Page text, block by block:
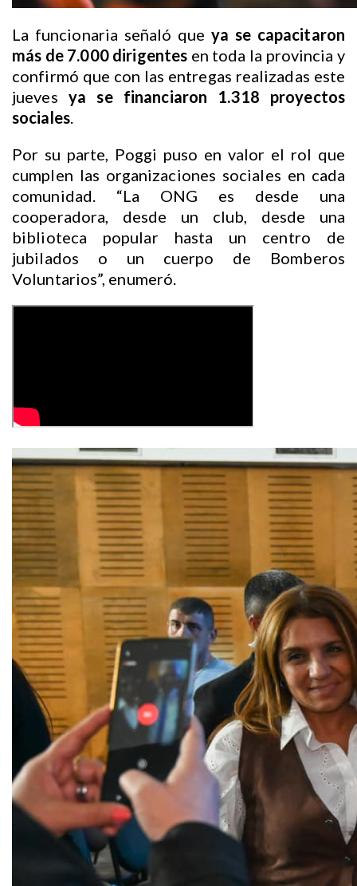
La funcionaria señaló queya se capacitaron
más de 7.000 dirigentes en toda la provincia y
confirmó que con las entregas realizadas este
jueves ya se financiaron 1.318 proyectos
sociales.
Por su parte, Poggi puso en valor el rol que
cumplen las organizaciones sociales en cada
comunidad. “La ONG es desde una
cooperadora, desde un club, desde una
biblioteca popular hasta un centro de
jubilados o un cuerpo de Bomberos
Voluntarios”, enumeró.